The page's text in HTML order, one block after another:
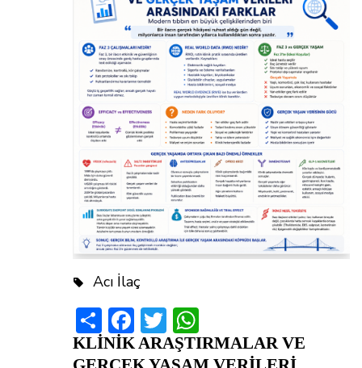
Acı İlaç
ShareFacebook
Twitter
KLİNİK ARAŞTIRMALAR VE